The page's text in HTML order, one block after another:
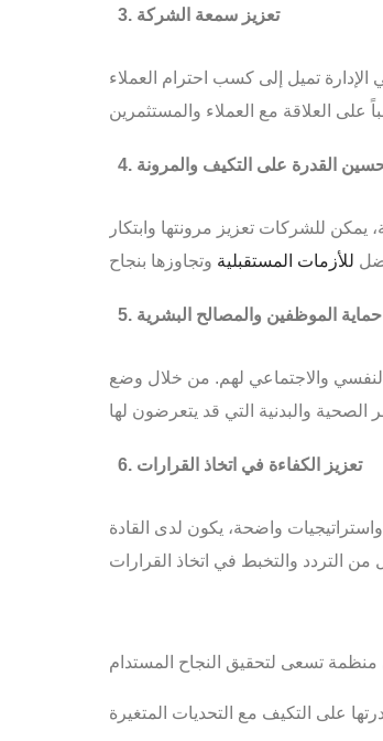
تعزيز سمعة الشركة
تميل إلى كسب احترام العملاء
القدرة على التكيف والمرونة
للشركات تعزيز مرونتها وابتكار
للأزمات المستقبلية
حماية الموظفين والمصالح البشرية
والاجتماعي لهم. من خلال وضع
تعزيز الكفاءة في اتخاذ القرارات
واضحة، يكون لدى القادة